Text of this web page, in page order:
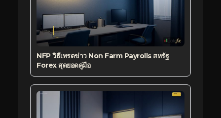
NFP วิธีเทรดข่าว Non Farm Payrolls สหรัฐ
Forex สุดยอดคู่มือ